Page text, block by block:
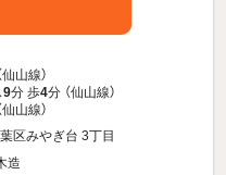
仙山線）
9分 歩4分 （仙山線）
仙山線）
区みやぎ台 3丁目
造